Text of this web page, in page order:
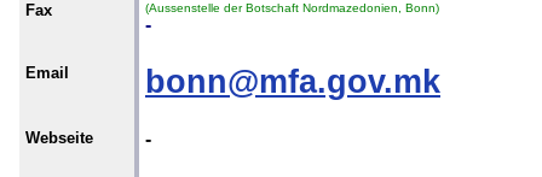
Fax (Aussenstelle der Botschaft Nordmazedonien, Bonn)
-
Email bonn@mfa.gov.mk
Webseite -